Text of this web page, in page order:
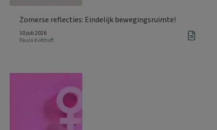
Zomerse reflecties: Eindelijk bewegingsruimte!
10 juli 2026
Paula Kolthoff